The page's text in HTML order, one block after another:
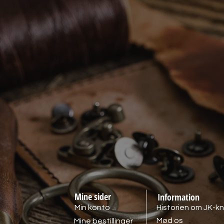
Mine sider Information
Historien om JK-
Mød os
Min konto
Mine bestillinger